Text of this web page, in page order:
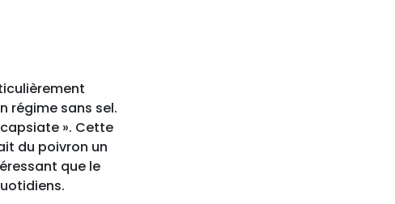
régime sans sel.
». Cette
du poivron un
que le